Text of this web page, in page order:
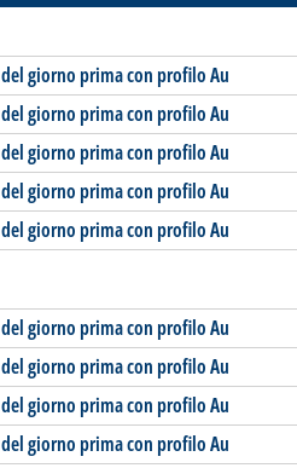
giorno prima con profilo Au
giorno prima con profilo Au
giorno prima con profilo Au
giorno prima con profilo Au
giorno prima con profilo Au
giorno prima con profilo Au
giorno prima con profilo Au
giorno prima con profilo Au
giorno prima con profilo Au